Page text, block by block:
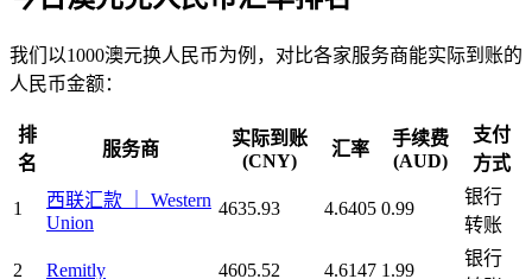
我们以1000澳元换人民币为例，对比各家服务商能实际到账的
人民币金额：
排
名
服务商
实际到账
(CNY)
汇率
手续费
(AUD)
支付
方式
1
西联汇款 ｜ Western
Union
4635.93 4.6405 0.99
银行
转账
2 Remitly 4605.52 4.6147 1.99
银行